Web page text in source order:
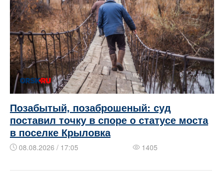
Позабытый, позаброшеный: суд
поставил точку в споре о статусе моста
в поселке Крыловка
08.08.2026 / 17:05 1405